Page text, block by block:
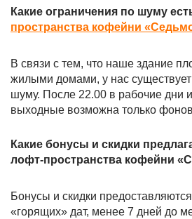
Какие ограничения по шуму
пространства кофейни
В связи с тем, что наше здание
жилыми домами, у нас
шуму. После 22.00 в рабочие дни
выходные возможна только
Какие бонусы и скидки
лофт-пространства кофейни
Бонусы и скидки
«горящих» дат, менее 7 дней до